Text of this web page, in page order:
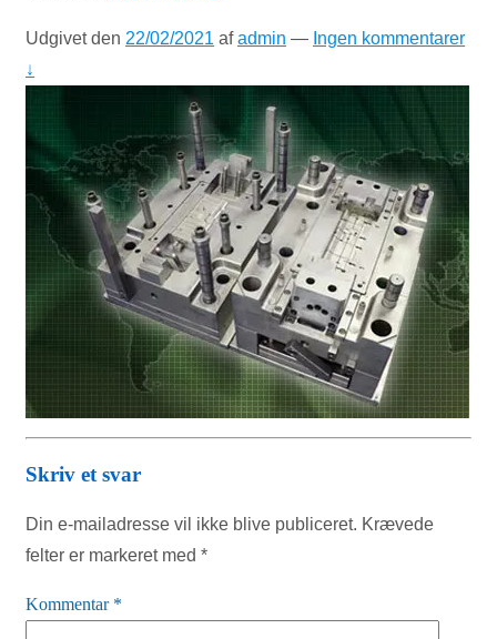
Udgivet den 22/02/2021 afadmin — Ingen kommentarer
↓
Skriv et svar
Din e-mailadresse vil ikke blive publiceret. Krævede
felter er markeret med *
Kommentar *